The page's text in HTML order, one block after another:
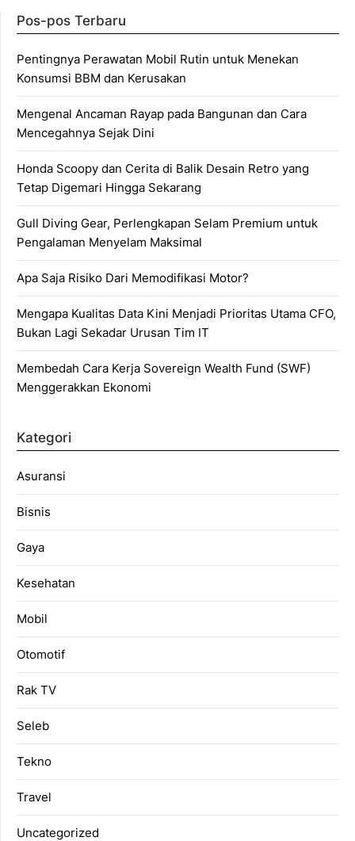
Pos-pos Terbaru
Pentingnya Perawatan Mobil Rutin untuk Menekan
Konsumsi BBM dan Kerusakan
Mengenal Ancaman Rayap pada Bangunan dan Cara
Mencegahnya Sejak Dini
Honda Scoopy dan Cerita di Balik Desain Retro yang
Tetap Digemari Hingga Sekarang
Gull Diving Gear, Perlengkapan Selam Premium untuk
Pengalaman Menyelam Maksimal
Apa Saja Risiko Dari Memodifikasi Motor?
Mengapa Kualitas Data Kini Menjadi Prioritas Utama CFO,
Bukan Lagi Sekadar Urusan Tim IT
Membedah Cara Kerja Sovereign Wealth Fund (SWF)
Menggerakkan Ekonomi
Kategori
Asuransi
Bisnis
Gaya
Kesehatan
Mobil
Otomotif
Rak TV
Seleb
Tekno
Travel
Uncategorized